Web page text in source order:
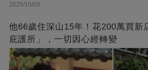
2025/10/08
他66歲住深山15年！花200萬買新
庇護所」，一切因心經轉變